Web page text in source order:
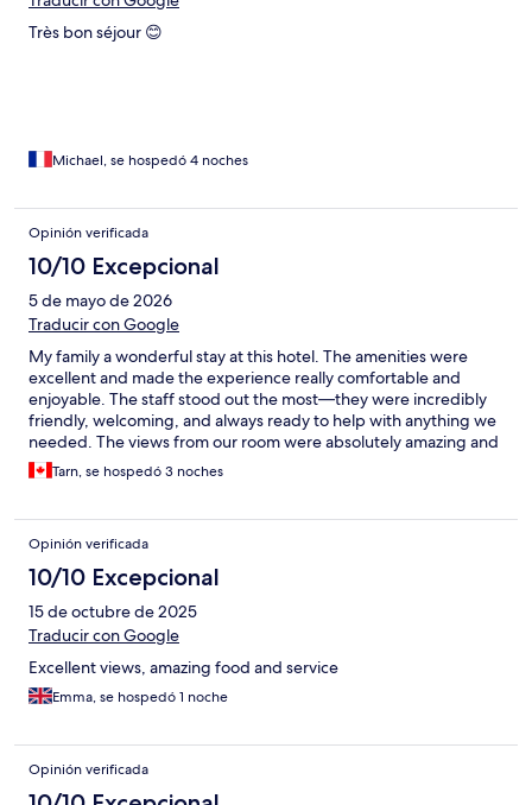
Très bon séjour 😊
Michael, se hospedó 4 noches
Opinión verificada
10/10 Excepcional
5 de mayo de 2026
Traducir con Google
My family a wonderful stay at this hotel. The amenities were
excellent and made the experience really comfortable and
enjoyable. The staff stood out the most—they were incredibly
friendly, welcoming, and always ready to help with anything we
needed. The views from our room were absolutely amazing and
added something special to the whole trip. One of my favorite
parts was the buffet, which offered a great variety of options
Overall, it was a fantastic experience and I would definitely stay
here again.
Tarn, se hospedó 3 noches
Opinión verificada
10/10 Excepcional
15 de octubre de 2025
Traducir con Google
Excellent views, amazing food and service
Emma, se hospedó 1 noche
Opinión verificada